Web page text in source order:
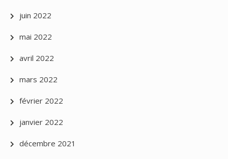
juin 2022
mai 2022
avril 2022
mars 2022
février 2022
janvier 2022
décembre 2021